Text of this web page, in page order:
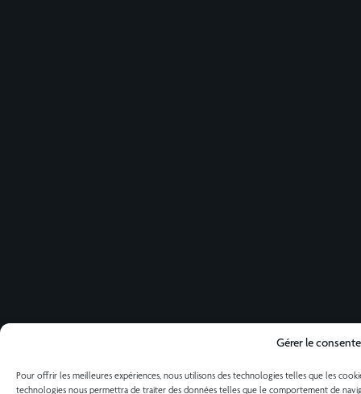
Gérer le
Pour offrir les meilleures expériences, nous utilisons des technologies telles que les
technologies nous permettra de traiter des données telles que le comportement de